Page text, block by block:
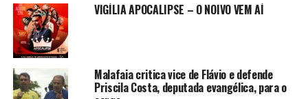
VIGÍLIA APOCALIPSE – O NOIVO VEM AÍ
Malafaia critica vice de Flávio e defende
Priscila Costa, deputada evangélica, para o